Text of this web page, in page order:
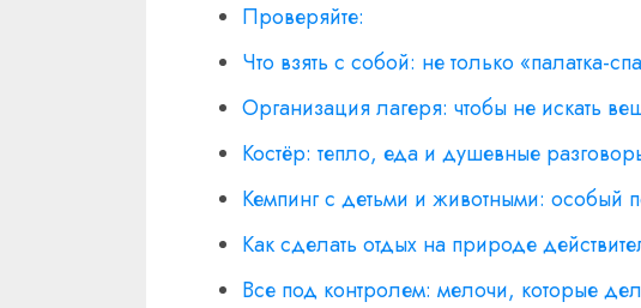
Проверяйте:
Что взять с собой: не только «палатка-
Организация лагеря: чтобы не искать
Костёр: тепло, еда и душевные
Кемпинг с детьми и животными: особый
Как сделать отдых на природе
Все под контролем: мелочи, которые